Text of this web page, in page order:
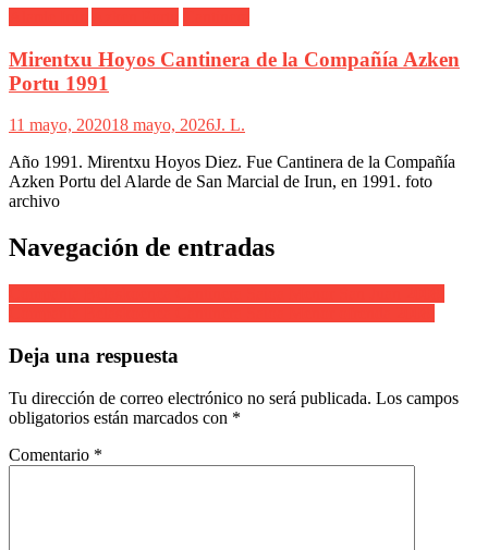
Mirentxu Hoyos Cantinera de la Compañía Azken
Portu 1991
11 mayo, 202018 mayo, 2026J. L.
Año 1991. Mirentxu Hoyos Diez. Fue Cantinera de la Compañía
Azken Portu del Alarde de San Marcial de Irun, en 1991. foto
archivo
Navegación de entradas
Deja una respuesta
Tu dirección de correo electrónico no será publicada. Los campos
obligatorios están marcados con *
Comentario *